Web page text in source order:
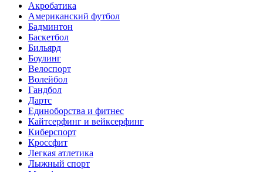
Акробатика
Американский футбол
Бадминтон
Баскетбол
Бильярд
Боулинг
Велоспорт
Волейбол
Гандбол
Дартс
Единоборства и фитнес
Кайтсерфинг и вейксерфинг
Киберспорт
Кроссфит
Легкая атлетика
Лыжный спорт